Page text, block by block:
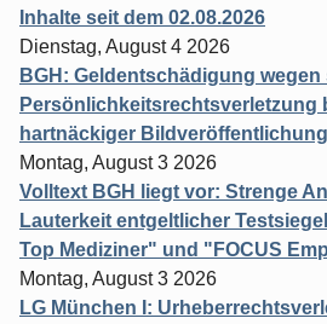
Inhalte seit dem 02.08.2026
Dienstag, August 4 2026
BGH: Geldentschädigung
Persönlichkeitsrechtsverletzung
hartnäckiger Bildveröffentlichung
Montag, August 3 2026
Volltext BGH liegt vor: Strenge
Lauterkeit entgeltlicher
Top Mediziner" und "FOCUS
Montag, August 3 2026
LG München I: